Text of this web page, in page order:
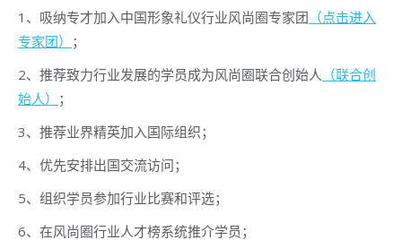
1、吸纳专才加入中国形象礼仪行业风尚圈专家团 （点击进入
专家团） ；
2、推荐致力行业发展的学员成为风尚圈联合创始人 （联合创
始人） ；
3、推荐业界精英加入国际组织；
4、优先安排出国交流访问；
5、组织学员参加行业比赛和评选；
6、在风尚圈行业人才榜系统推介学员；